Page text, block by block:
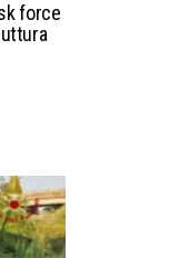
force